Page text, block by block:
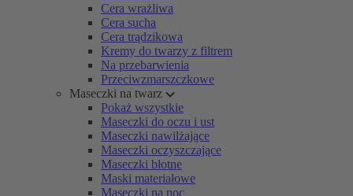
Cera wrażliwa
Cera sucha
Cera trądzikowa
Kremy do twarzy z filtrem
Na przebarwienia
Przeciwzmarszczkowe
Maseczki na twarz
Pokaż wszystkie
Maseczki do oczu i ust
Maseczki nawilżające
Maseczki oczyszczające
Maseczki błotne
Maski materiałowe
Maseczki na noc